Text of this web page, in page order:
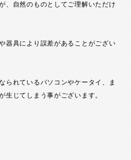
、自然のものとしてご理解いただけ
器具により誤差があることがござい
られているパソコンやケータイ、ま
生じてしまう事がございます。